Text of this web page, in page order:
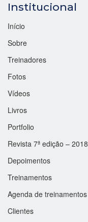
Institucional
Início
Sobre
Treinadores
Fotos
Vídeos
Livros
Portfolio
Revista 7ª edição – 2018
Depoimentos
Treinamentos
Agenda de treinamentos
Clientes